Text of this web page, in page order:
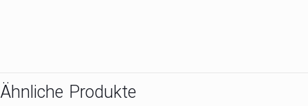
Ähnliche Produkte